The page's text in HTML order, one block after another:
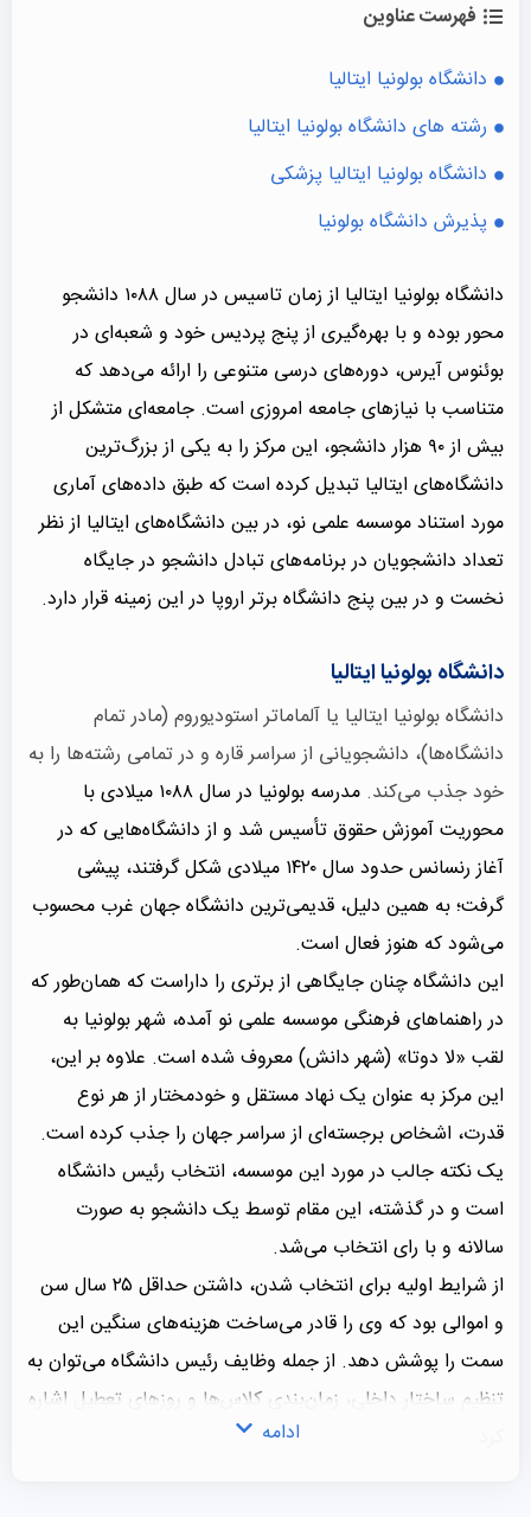
فهرست عناوین
دانشگاه بولونیا ایتالیا
رشته های دانشگاه بولونیا ایتالیا
دانشگاه بولونیا ایتالیا پزشکی
پذیرش دانشگاه بولونیا
دانشگاه بولونیا ایتالیا از زمان تاسیس در سال ۱۰۸۸ دانشجو
محور بوده و با بهره‌گیری از پنج پردیس خود و شعبه‌ای در
بوئنوس آیرس، دوره‌های درسی متنوعی را ارائه می‌دهد که
متناسب با نیازهای جامعه امروزی است. جامعه‌ای متشکل از
بیش از ۹۰ هزار دانشجو، این مرکز را به یکی از بزرگ‌ترین
دانشگاه‌های ایتالیا تبدیل کرده است که طبق داده‌های آماری
مورد استناد موسسه علمی نو، در بین دانشگاه‌های ایتالیا از نظر
تعداد دانشجویان در برنامه‌های تبادل دانشجو در جایگاه
نخست و در بین پنج دانشگاه برتر اروپا در این زمینه قرار دارد.
دانشگاه بولونیا ایتالیا
دانشگاه بولونیا ایتالیا یا آلماماتر استودیوروم (مادر تمام
دانشگاه‌ها)، دانشجویانی از سراسر قاره و در تمامی رشته‌ها را به
خود جذب می‌کند.
مدرسه بولونیا در سال ۱۰۸۸ میلادی با
محوریت آموزش حقوق تأسیس شد و از دانشگاه‌هایی که در
آغاز رنسانس حدود سال ۱۴۲۰ میلادی شکل گرفتند، پیشی
گرفت؛ به همین دلیل، قدیمی‌ترین دانشگاه جهان غرب محسوب
می‌شود که هنوز فعال است.
این دانشگاه چنان جایگاهی از برتری را داراست که همان‌طور که
در راهنماهای فرهنگی موسسه علمی نو آمده، شهر بولونیا به
لقب «لا دوتا» (شهر دانش) معروف شده است. علاوه بر این،
این مرکز به عنوان یک نهاد مستقل و خودمختار از هر نوع
قدرت، اشخاص برجسته‌ای از سراسر جهان را جذب کرده است.
یک نکته جالب در مورد این موسسه، انتخاب رئیس دانشگاه
است و در گذشته، این مقام توسط یک دانشجو به صورت
سالانه و با رای انتخاب می‌شد.
از شرایط اولیه برای انتخاب شدن، داشتن حداقل ۲۵ سال سن
و اموالی بود که وی را قادر می‌ساخت هزینه‌های سنگین این
سمت را پوشش دهد. از جمله وظایف رئیس دانشگاه می‌توان به
تنظیم ساختار داخلی، زمان‌بندی کلاس‌ها و روزهای تعطیل اشاره
ادامه